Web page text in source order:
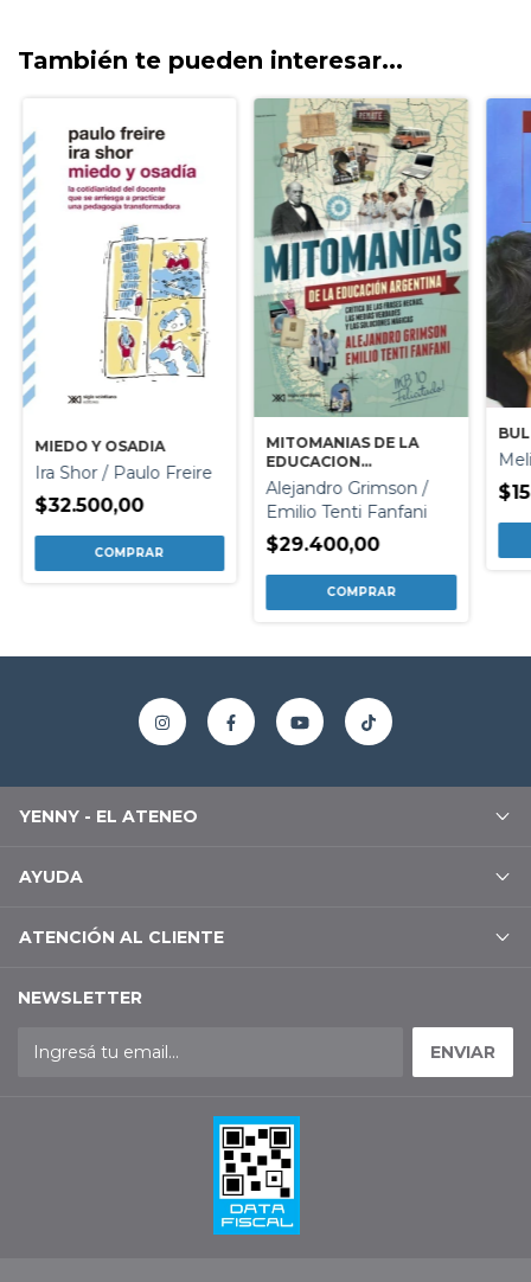
También te pueden interesar...
MIEDO Y OSADIA
Ira Shor / Paulo Freire
$32.500,00
MITOMANIAS DE LA
EDUCACION
ARGENTINA
Alejandro Grimson /
Emilio Tenti Fanfani
$29.400,00
YENNY - EL ATENEO
AYUDA
ATENCIÓN AL CLIENTE
NEWSLETTER